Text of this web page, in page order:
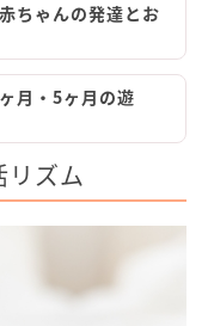
ちゃんの発達とお
月・5ヶ月の遊
リズム